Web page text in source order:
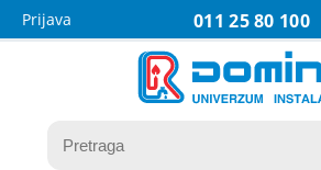
011 25 80 100
Prijava